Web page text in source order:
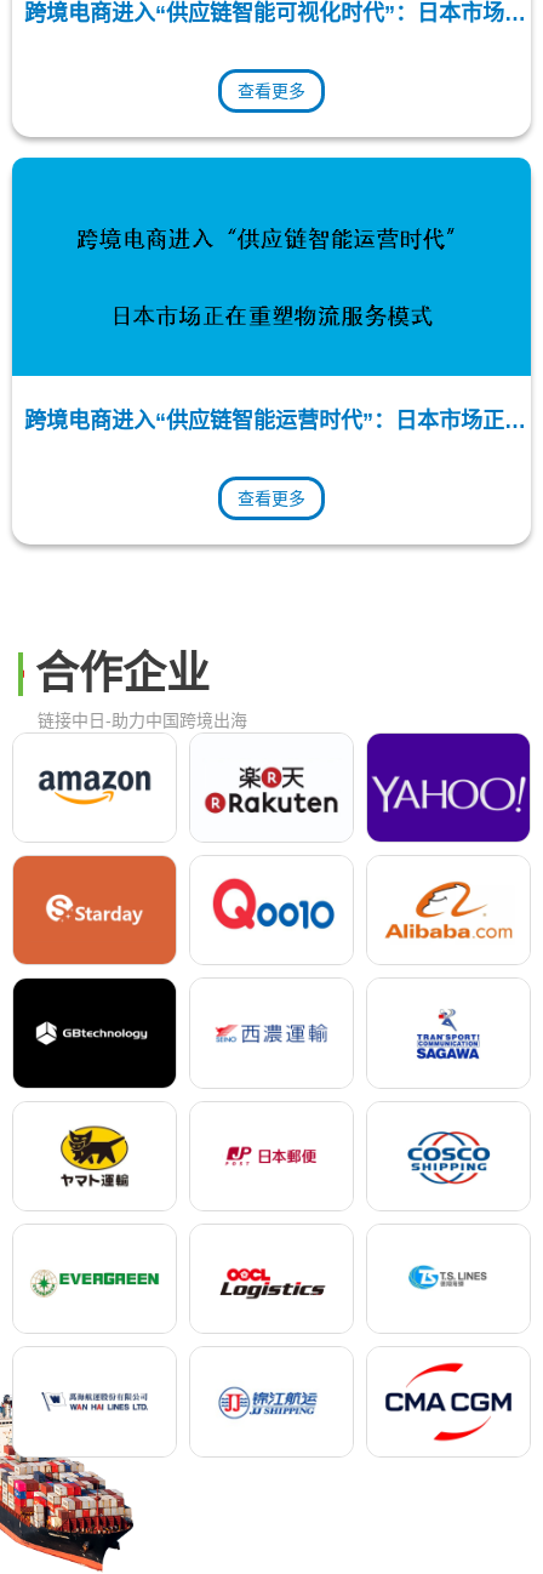
跨境电商进入“供应链智能可视化时代”：日本市场正
查看更多
跨境电商进入“供应链智能运营时代”：日本市场正在
查看更多
合作企业
链接中日-助力中国跨境出海